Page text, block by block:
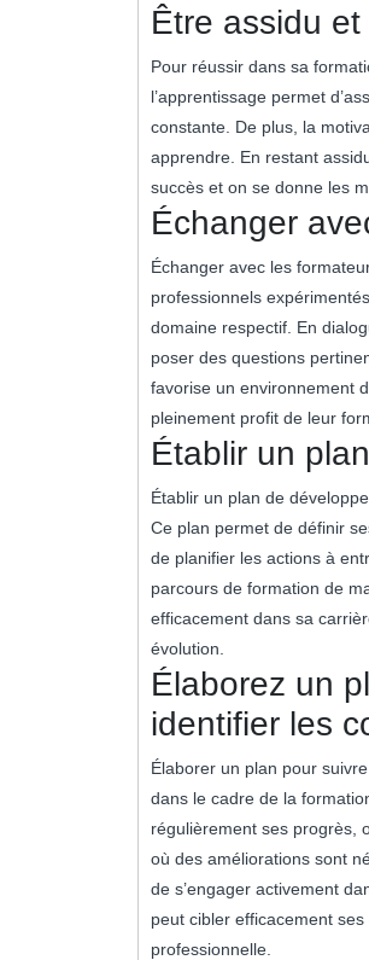
Être assidu
Pour réussir dans sa
l’apprentissage permet
constante. De plus, la
apprendre. En restant
succès et on se donne les
Échanger
Échanger avec les
professionnels
domaine respectif. En
poser des questions
favorise un environnement
pleinement profit de leur
Établir un
Établir un plan de
Ce plan permet de définir
de planifier les actions à
parcours de formation de
efficacement dans sa
évolution.
Élaborez un
identifier les
Élaborer un plan pour
dans le cadre de la
régulièrement ses progrès,
où des améliorations sont
de s’engager activement
peut cibler efficacement
professionnelle.